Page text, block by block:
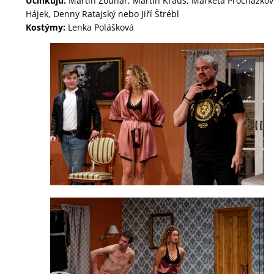
Hájek, Denny Ratajský nebo Jiří Štrébl
Kostýmy: Lenka Polášková